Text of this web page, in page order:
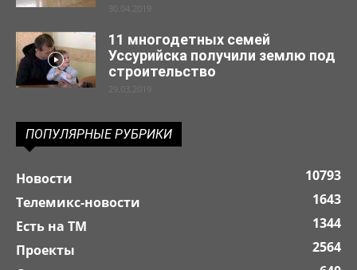
30.04.2019
11 многодетных семей
Уссурийска получили землю под
строительство
29.03.2019
ПОПУЛЯРНЫЕ РУБРИКИ
Новости
10793
Телемикс-новости
1643
Есть на ТМ
1344
Проекты
2564